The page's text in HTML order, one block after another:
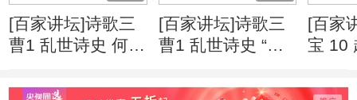
[百家讲坛]诗歌三
曹1 乱世诗史 何进
[百家讲坛]诗歌三
曹1 乱世诗史 “三
上一个特殊的存在
[百家
宝 10